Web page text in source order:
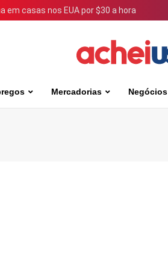
casas nos EUA por $30 a hora
Mercadorias Negócios